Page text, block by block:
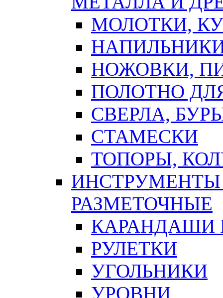
МОЛОТКИ,
НОЖОВКИ,
ПОЛОТНО
СВЕРЛА,
СТАМЕСКИ
ТОПОРЫ,
ИНСТРУМЕНТЫ
РАЗМЕТОЧНЫЕ
КАРАНДАШИ
РУЛЕТКИ
УГОЛЬНИКИ
УРОВНИ